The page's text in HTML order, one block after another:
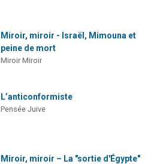
Miroir, miroir - Israël, Mimouna et
peine de mort
Miroir Miroir
L’anticonformiste
Pensée Juive
Miroir, miroir – La "sortie d'Égypte"